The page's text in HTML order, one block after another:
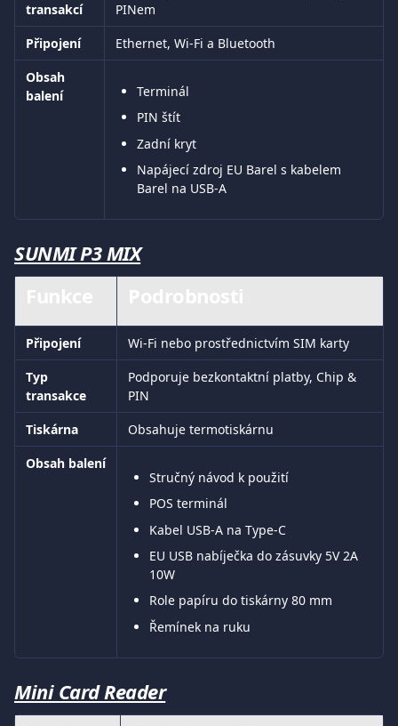
transakcí
PINem
Připojení
Ethernet, Wi-Fi a Bluetooth
Obsah
balení
Terminál
PIN štít
Zadní kryt
Napájecí zdroj EU Barel s kabelem
Barel na USB-A
SUNMI P3 MIX
Připojení
Wi-Fi nebo prostřednictvím SIM karty
Typ
transakce
Podporuje bezkontaktní platby, Chip &
PIN
Tiskárna
Obsahuje termotiskárnu
Obsah balení
Stručný návod k použití
POS terminál
Kabel USB-A na Type-C
EU USB nabíječka do zásuvky 5V 2A
10W
Role papíru do tiskárny 80 mm
Řemínek na ruku
Mini Card Reader